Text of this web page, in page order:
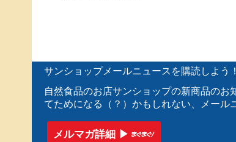
サンショップメールニュースを購読しよう！
自然食品のお店サンショップの新商品のお
てためになる（？）かもしれない、メール
メルマガ詳細 ▶︎